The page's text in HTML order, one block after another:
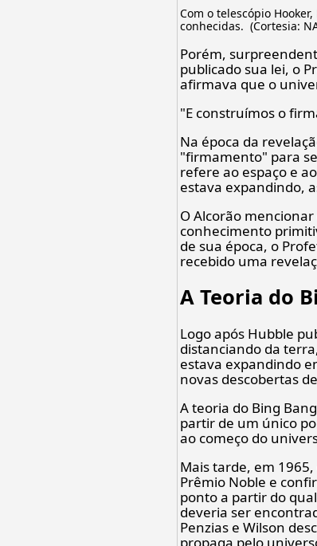
Com o telescópio
conhecidas. (Cortesia:
Porém,
publicado sua lei, o
afirmava que o
"E construímos o
Na época da
"firmamento" para
refere ao espaço e
estava expandindo,
O Alcorão
conhecimento
de sua época, o
recebido uma
A Teoria do
Logo após Hubble
distanciando da
estava expandindo
novas descobertas
A teoria do Bing
partir de um único
ao começo do
Mais tarde, em
Prêmio Noble e
ponto a partir do
deveria ser
Penzias e Wilson
propaga pelo